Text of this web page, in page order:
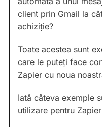
client prin Gmail la
achiziție?
Toate acestea sunt
care le puteți face
Zapier cu noua
Iată câteva exemple
utilizare pentru